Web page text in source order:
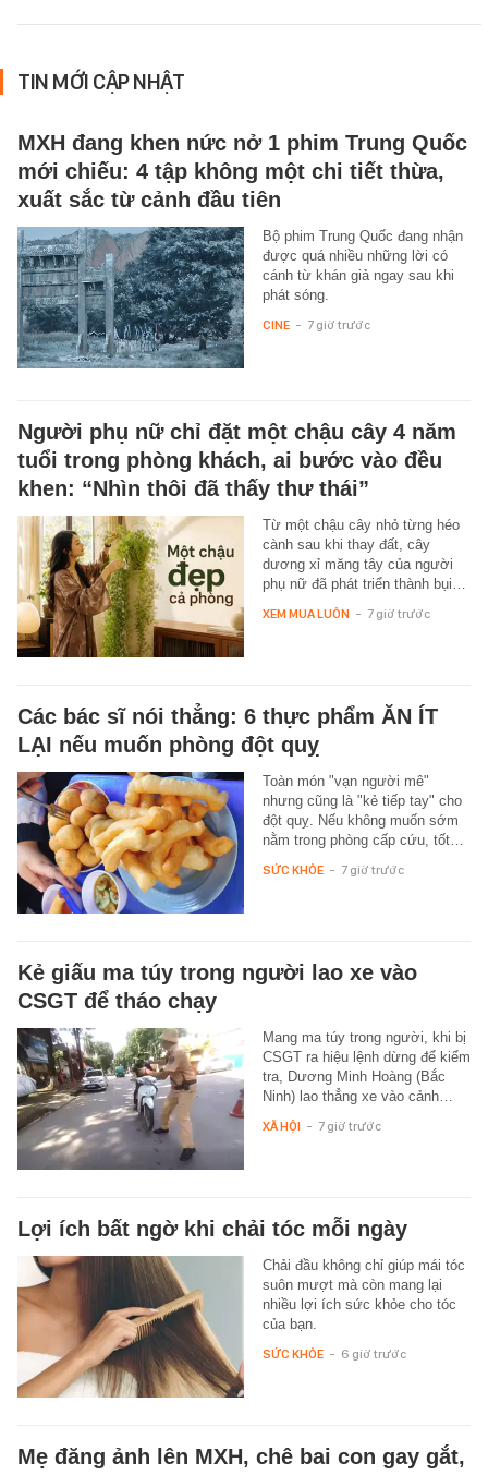
TIN MỚI CẬP NHẬT
MXH đang khen nức nở 1 phim Trung Quốc
mới chiếu: 4 tập không một chi tiết thừa,
xuất sắc từ cảnh đầu tiên
Bộ phim Trung Quốc đang nhận
được quá nhiều những lời có
cánh từ khán giả ngay sau khi
phát sóng.
CINE - 7 giờ trước
Người phụ nữ chỉ đặt một chậu cây 4 năm
tuổi trong phòng khách, ai bước vào đều
khen: “Nhìn thôi đã thấy thư thái”
Từ một chậu cây nhỏ từng héo
cành sau khi thay đất, cây
dương xỉ măng tây của người
phụ nữ đã phát triển thành bụi…
XEM MUA LUÔN - 7 giờ trước
Các bác sĩ nói thẳng: 6 thực phẩm ĂN ÍT
LẠI nếu muốn phòng đột quỵ
Toàn món "vạn người mê"
nhưng cũng là "kẻ tiếp tay" cho
đột quỵ. Nếu không muốn sớm
nằm trong phòng cấp cứu, tốt…
SỨC KHỎE - 7 giờ trước
Kẻ giấu ma túy trong người lao xe vào
CSGT để tháo chạy
Mang ma túy trong người, khi bị
CSGT ra hiệu lệnh dừng để kiểm
tra, Dương Minh Hoàng (Bắc
Ninh) lao thẳng xe vào cảnh…
XÃ HỘI - 7 giờ trước
Lợi ích bất ngờ khi chải tóc mỗi ngày
Chải đầu không chỉ giúp mái tóc
suôn mượt mà còn mang lại
nhiều lợi ích sức khỏe cho tóc
của bạn.
SỨC KHỎE - 6 giờ trước
Mẹ đăng ảnh lên MXH, chê bai con gay gắt,